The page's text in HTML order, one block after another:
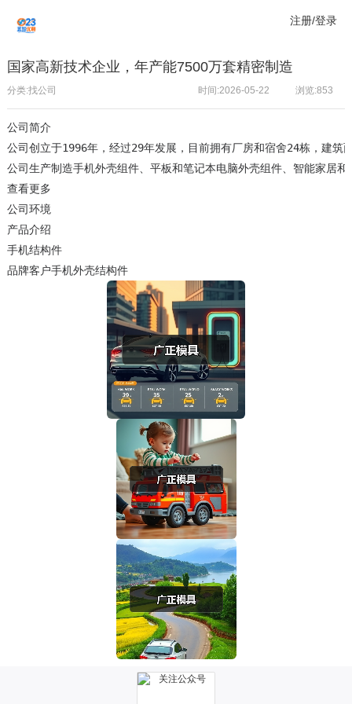
注册/登录
国家高新技术企业，年产能7500万套精密制造
分类:找公司 浏览:853
时间:2026-05-22
公司简介
公司创立于1996年，经过29年发展，目前拥有厂房和宿舍24栋，建
公司生产制造手机外壳组件、平板和笔记本电脑外壳组件、智能家居
查看更多
公司环境
产品介绍
手机结构件
品牌客户手机外壳结构件